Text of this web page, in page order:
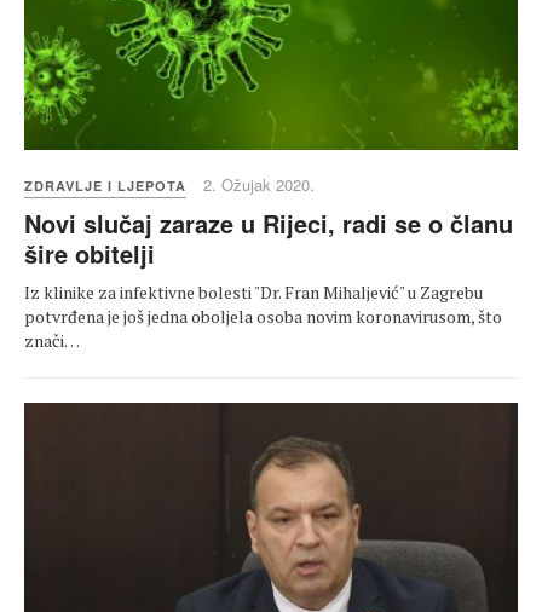
ZDRAVLJE I LJEPOTA 2. Ožujak 2020.
Novi slučaj zaraze u Rijeci, radi se o članu
šire obitelji
Iz klinike za infektivne bolesti "Dr. Fran Mihaljević" u Zagrebu
potvrđena je još jedna oboljela osoba novim koronavirusom, što
znači…